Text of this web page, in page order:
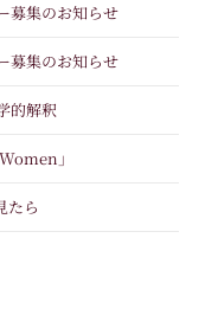
募集のお知らせ
募集のお知らせ
的解釈
」
たら